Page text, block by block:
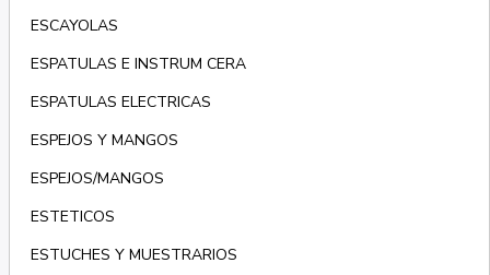
ESCAYOLAS
ESPATULAS E INSTRUM CERA
ESPATULAS ELECTRICAS
ESPEJOS Y MANGOS
ESPEJOS/MANGOS
ESTETICOS
ESTUCHES Y MUESTRARIOS